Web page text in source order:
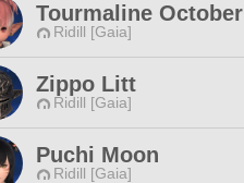
Tourmaline October
Ridill [Gaia]
Zippo Litt
Ridill [Gaia]
Puchi Moon
Ridill [Gaia]